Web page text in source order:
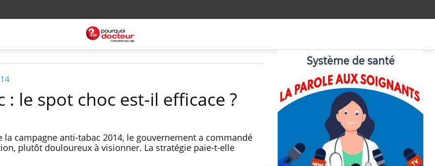
le spot choc est-il efficace ?
campagne anti-tabac 2014, le gouvernement a commandé
plutôt douloureux à visionner. La stratégie paie-t-elle